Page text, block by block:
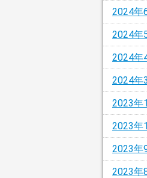
2024年
2024年
2024年
2024年
2023年
2023年
2023年
2023年